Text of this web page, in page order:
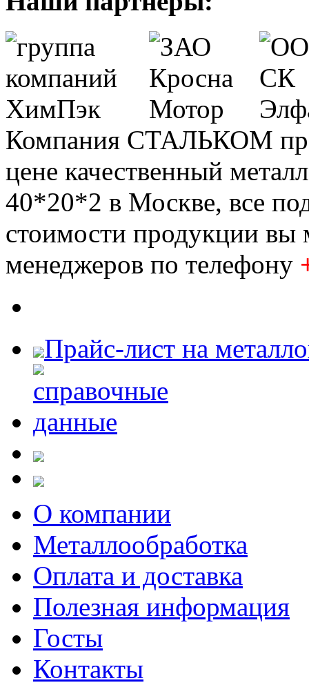
Компания СТАЛЬКОМ
цене качественный
40*20*2 в Москве, все
стоимости продукции вы
менеджеров по телефону
Прайс-лист на
О компании
Металлообработка
Оплата и доставка
Полезная информация
Госты
Контакты